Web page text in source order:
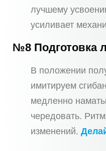
лучшему
усиливает
№8 Подготовка
В положении
имитируем
медленно
чередовать.
изменений.